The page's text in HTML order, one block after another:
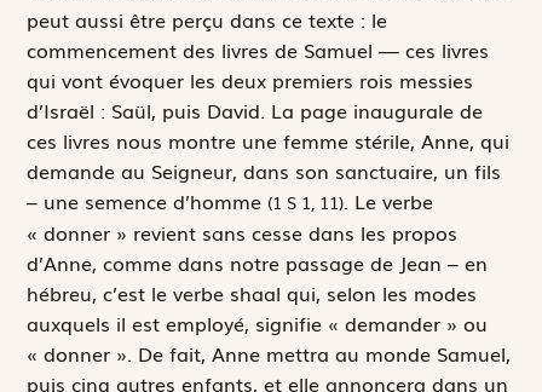
peut aussi être perçu dans ce texte : le
commencement des livres de Samuel — ces livres
qui vont évoquer les deux premiers rois messies
d’Israël : Saül, puis David. La page inaugurale de
ces livres nous montre une femme stérile, Anne, qui
demande au Seigneur, dans son sanctuaire, un fils
– une semence d’homme (1 S 1, 11). Le verbe
« donner » revient sans cesse dans les propos
d’Anne, comme dans notre passage de Jean – en
hébreu, c’est le verbe shaal qui, selon les modes
auxquels il est employé, signifie « demander » ou
« donner ». De fait, Anne mettra au monde Samuel,
puis cinq autres enfants, et elle annoncera dans un